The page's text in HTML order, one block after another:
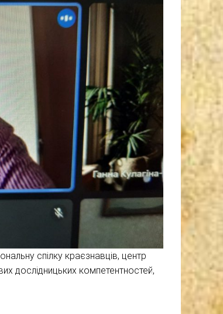
спілку краєзнавців, центр
дослідницьких компетентностей,